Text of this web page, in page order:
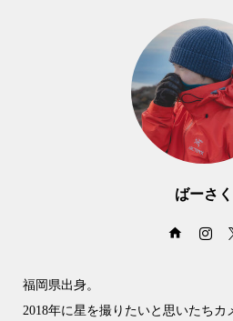
ばーさく
福岡県出身。
2018年に星を撮りたいと思いたちカ